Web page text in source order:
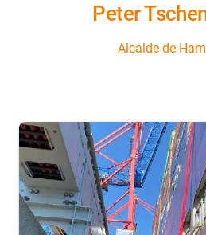
Peter
Alcalde de